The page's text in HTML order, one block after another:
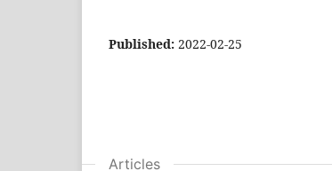
Published: 2022-02-25
Articles